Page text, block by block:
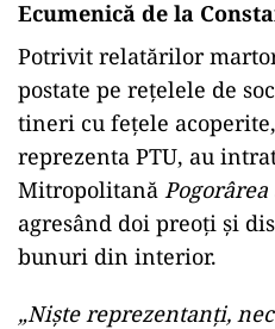
Ecumenică de la
Potrivit relatărilor
postate pe rețelele de
tineri cu fețele
reprezenta PTU, au
Mitropolitană
agresând doi preoți și
bunuri din interior.
„Niște reprezentanți,